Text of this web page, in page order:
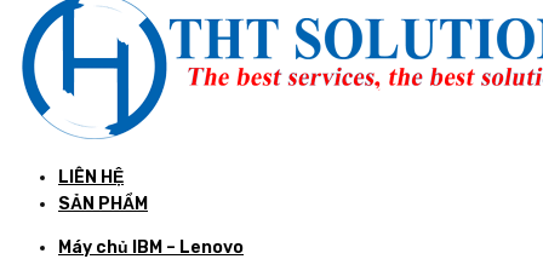
LIÊN HỆ
SẢN PHẨM
Máy chủ IBM – Lenovo